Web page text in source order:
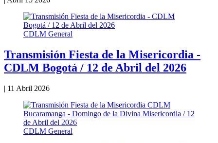
CDLM General
Transmisión Fiesta de la Misericordia -
CDLM Bogotá / 12 de Abril del 2026
| 11 Abril 2026
CDLM General